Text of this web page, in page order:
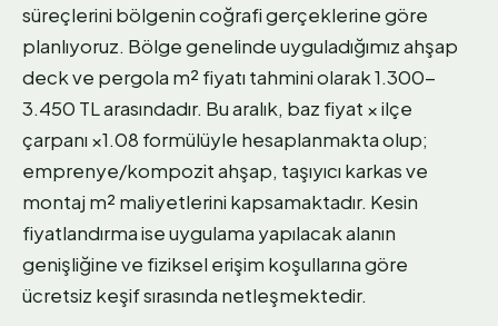
süreçlerini bölgenin coğrafi gerçeklerine göre
planlıyoruz. Bölge genelinde uyguladığımız ahşap
deck ve pergola m² fiyatı tahmini olarak 1.300-
3.450 TL arasındadır. Bu aralık, baz fiyat × ilçe
çarpanı ×1.08 formülüyle hesaplanmakta olup;
emprenye/kompozit ahşap, taşıyıcı karkas ve
montaj m² maliyetlerini kapsamaktadır. Kesin
fiyatlandırma ise uygulama yapılacak alanın
genişliğine ve fiziksel erişim koşullarına göre
ücretsiz keşif sırasında netleşmektedir.